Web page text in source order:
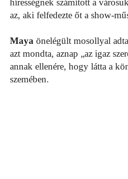
hírességnek számított a
az, aki felfedezte őt a show-
Maya önelégült mosollyal
azt mondta, aznap „az igaz
annak ellenére, hogy látta a
szemében.